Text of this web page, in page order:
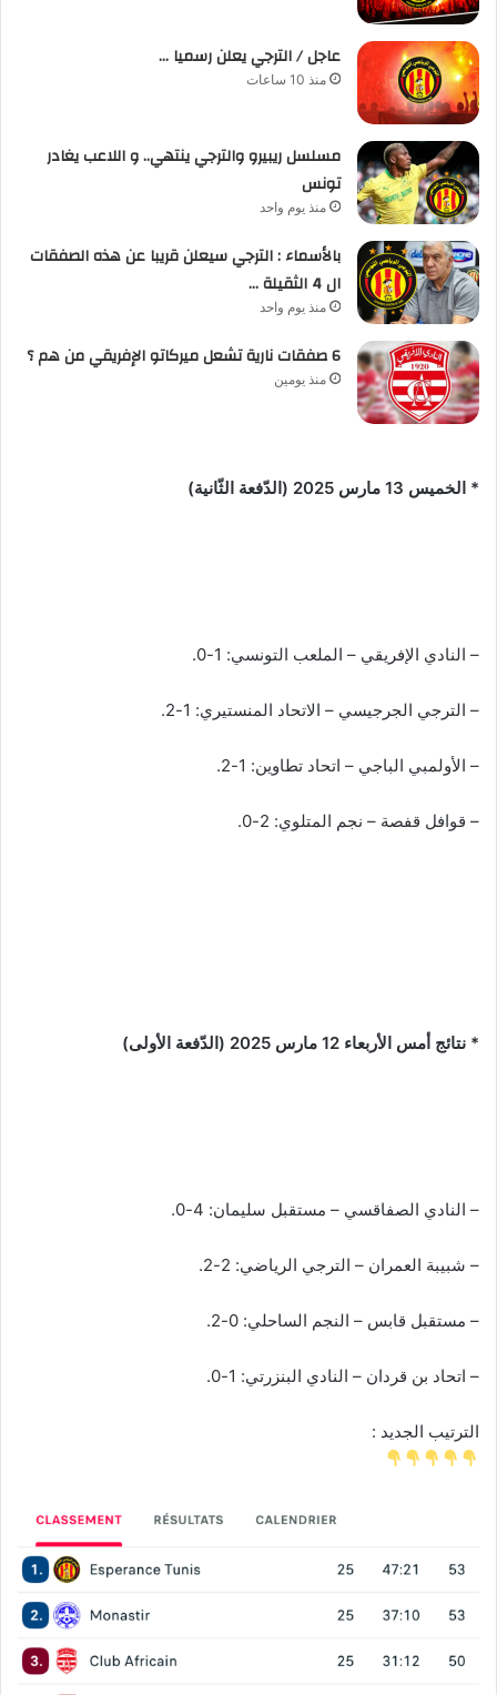
عاجل / الترجي يعلن رسميا …
منذ 10 ساعات
مسلسل ريبيرو والترجي ينتهي.. و اللاعب يغادر
تونس
منذ يوم واحد
بالأسماء : الترجي سيعلن قريبا عن هذه الصفقات
ال 4 الثقيلة …
منذ يوم واحد
6 صفقات نارية تشعل ميركاتو الإفريقي من هم ؟
منذ يومين
* الخميس 13 مارس 2025 (الدّفعة الثّانية)
– النادي الإفريقي – الملعب التونسي: 1-0.
– الترجي الجرجيسي – الاتحاد المنستيري: 1-2.
– الأولمبي الباجي – اتحاد تطاوين: 1-2.
– قوافل قفصة – نجم المتلوي: 2-0.
* نتائج أمس الأربعاء 12 مارس 2025 (الدّفعة الأولى)
– النادي الصفاقسي – مستقبل سليمان: 4-0.
– شبيبة العمران – الترجي الرياضي: 2-2.
– مستقبل قابس – النجم الساحلي: 0-2.
– اتحاد بن قردان – النادي البنزرتي: 1-0.
الترتيب الجديد :